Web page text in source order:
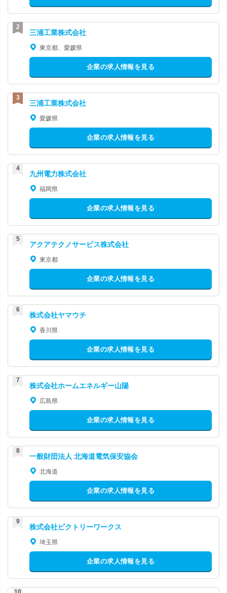
三浦工業株式会社
東京都、愛媛県
企業の求人情報を見る
三浦工業株式会社
愛媛県
企業の求人情報を見る
九州電力株式会社
福岡県
企業の求人情報を見る
アクアテクノサービス株式会社
東京都
企業の求人情報を見る
株式会社ヤマウチ
香川県
企業の求人情報を見る
株式会社ホームエネルギー山陽
広島県
企業の求人情報を見る
一般財団法人 北海道電気保安協会
北海道
企業の求人情報を見る
株式会社ビクトリーワークス
埼玉県
企業の求人情報を見る